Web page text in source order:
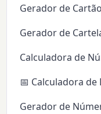
Gerador de
Gerador de
Calculadora de
📅 Calculadora de
Gerador de